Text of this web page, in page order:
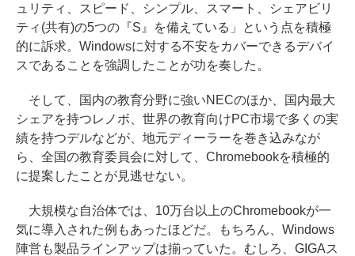
ュリティ、スピード、シンプル、スマート、シェアビリ
ティ(共有)の5つの『S』を備えている」という点を積極
的に訴求。Windowsに対する不安をカバーできるデバイ
スであることを強調したことが功を奏した。
そして、国内の教育分野に強いNECのほか、国内最大
シェアを持つレノボ、世界の教育向けPC市場で多くの実
績を持つデルなどが、地元ディーラーを巻き込みなが
ら、全国の教育委員会に対して、Chromebookを積極的
に提案したことが見逃せない。
大規模な自治体では、10万台以上のChromebookが一
気に導入された例もあったほどだ。もちろん、Windows
陣営も製品ラインアップは揃っていた。むしろ、GIGAス